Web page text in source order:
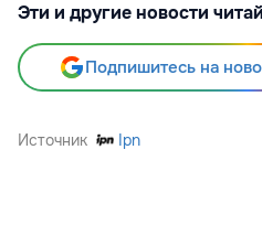
Эти и другие новости
Подпишитесь на
Источник Ipn